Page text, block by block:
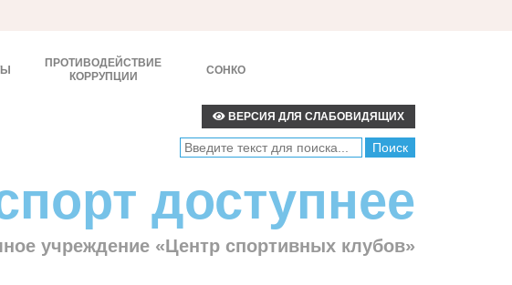
ПРОТИВОДЕЙСТВИЕ
КОРРУПЦИИ
СОНКО
ВЕРСИЯ ДЛЯ СЛАБОВИДЯЩИХ
доступнее
учреждение «Центр спортивных клубов»